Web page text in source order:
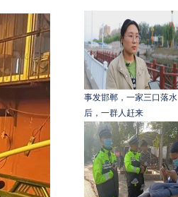
事发邯郸，一家三口落水
后，一群人赶来